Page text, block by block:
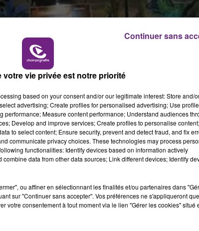
15h00 - 19h00
CHAMPAGNE FM LA
!
des dinosaures" à découvrir au
taille réelle !
votre vie privée est notre priorité
based on your consent and/or our legitimate interest: Store and/
advertising; Create profiles for personalised advertising; Use
Measure content performance; Understand audiences
Develop and improve services; Create profiles to personalise
to select content; Ensure security, prevent and detect fraud, and fix
communicate privacy choices. These technologies may process
functionalities: Identify devices based on information actively
data from other data sources; Link different devices; Identify
ou affiner en sélectionnant les finalités et/ou partenaires dans
sur "Continuer sans accepter". Vos préférences ne s'appliqueront
votre consentement à tout moment via le lien "Gérer les cookies" situé
Continuer sans